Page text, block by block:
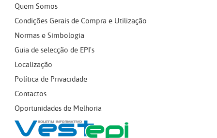
Quem Somos
Condições Gerais de Compra e Utilização
Normas e Simbologia
Guia de selecção de EPI's
Localização
Política de Privacidade
Contactos
Oportunidades de Melhoria